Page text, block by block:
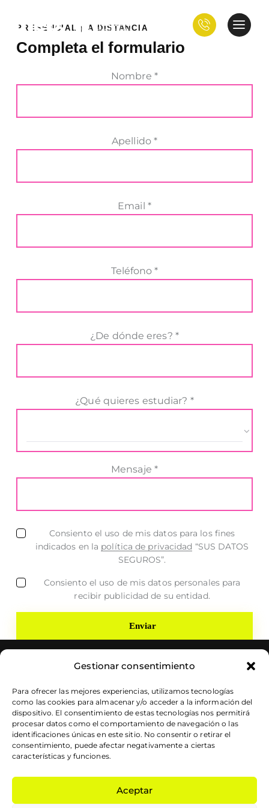
Gestionar consentimiento
Para ofrecer las mejores experiencias, utilizamos tecnologías
como las cookies para almacenar y/o acceder a la información del
dispositivo. El consentimiento de estas tecnologías nos permitirá
procesar datos como el comportamiento de navegación o las
identificaciones únicas en este sitio. No consentir o retirar el
consentimiento, puede afectar negativamente a ciertas
características y funciones.
Aceptar
PRESENCIAL | A DISTANCIA
Completa el formulario
Nombre *
Apellido *
Email *
Teléfono *
¿De dónde eres? *
¿Qué quieres estudiar? *
Mensaje *
Consiento el uso de mis datos para los fines
indicados en la política de privacidad “SUS DATOS
SEGUROS”.
Consiento el uso de mis datos personales para
recibir publicidad de su entidad.
Dirección
Alicante Centro — Edificio IMEP – Esatur
informate@protocoloimep.com